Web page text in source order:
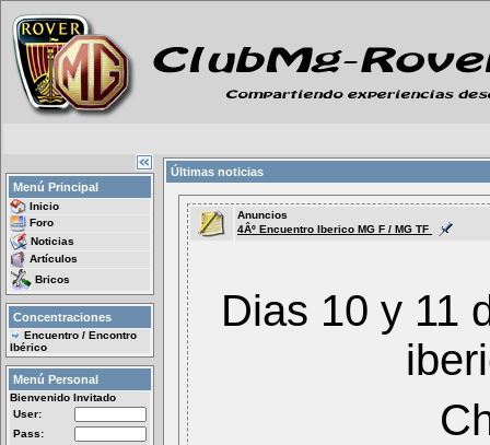
Menú Principal
Inicio
Foro
Noticias
Artículos
Bricos
Concentraciones
Encuentro / Encontro
Ibérico
Menú Personal
Bienvenido Invitado
User:
Pass:
Últimas noticias
Anuncios
4Âº Encuentro Iberico MG F / MG TF
Dias 10 y 11